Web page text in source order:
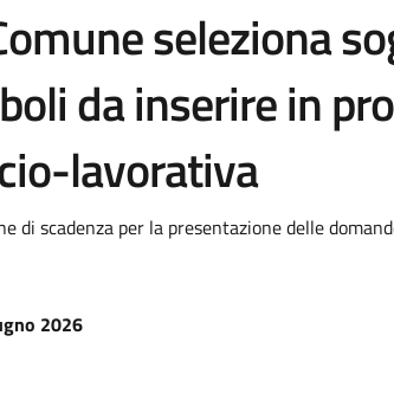
seleziona
da inserire in
lavorativa
di scadenza per la presentazione delle
2026